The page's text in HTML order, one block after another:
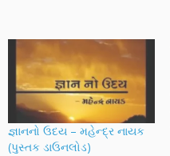
જ્ઞાનનો ઉદય – મહેન્દ્ર નાયક
(પુસ્તક ડાઉનલોડ)